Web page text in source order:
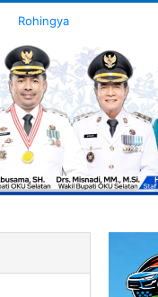
Rohingya